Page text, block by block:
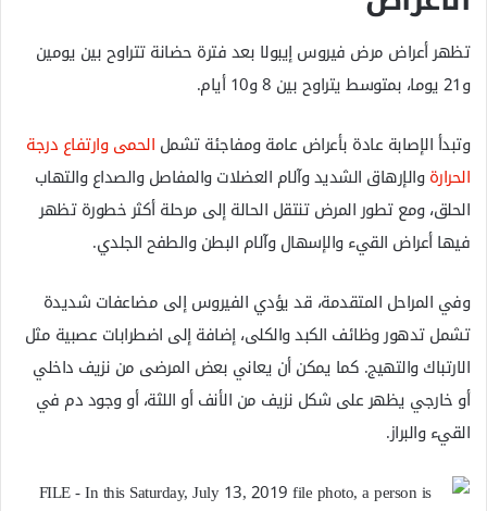
تظهر أعراض مرض فيروس إيبولا بعد فترة حضانة تتراوح بين يومين
و21 يوما، بمتوسط يتراوح بين 8 و10 أيام.
وتبدأ الإصابة عادة بأعراض عامة ومفاجئة تشمل الحمى وارتفاع درجة
الحرارةوالإرهاق الشديد وآلام العضلات والمفاصل والصداع والتهاب
الحلق، ومع تطور المرض تنتقل الحالة إلى مرحلة أكثر خطورة تظهر
فيها أعراض القيء والإسهال وآلام البطن والطفح الجلدي.
وفي المراحل المتقدمة، قد يؤدي الفيروس إلى مضاعفات شديدة
تشمل تدهور وظائف الكبد والكلى، إضافة إلى اضطرابات عصبية مثل
الارتباك والتهيج. كما يمكن أن يعاني بعض المرضى من نزيف داخلي
أو خارجي يظهر على شكل نزيف من الأنف أو اللثة، أو وجود دم في
القيء والبراز.